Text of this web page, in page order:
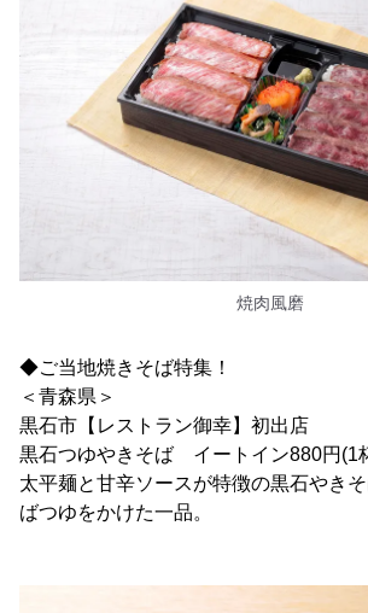
焼肉風磨
◆ご当地焼きそば特集！
＜青森県＞
黒石市【レストラン御幸】初出店
黒石つゆやきそば イートイン880円(1
太平麺と甘辛ソースが特徴の黒石やき
ばつゆをかけた一品。